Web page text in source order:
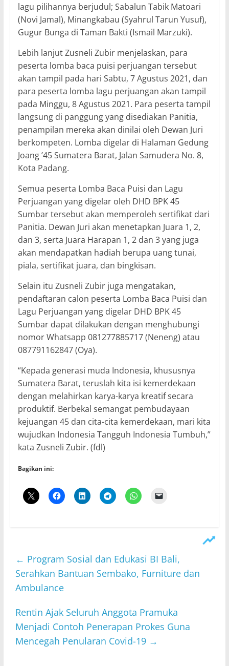
lagu pilihannya berjudul; Sabalun Tabik Matoari
(Novi Jamal), Minangkabau (Syahrul Tarun Yusuf),
Gugur Bunga di Taman Bakti (Ismail Marzuki).
Lebih lanjut Zusneli Zubir menjelaskan, para
peserta lomba baca puisi perjuangan tersebut
akan tampil pada hari Sabtu, 7 Agustus 2021, dan
para peserta lomba lagu perjuangan akan tampil
pada Minggu, 8 Agustus 2021. Para peserta tampil
langsung di panggung yang disediakan Panitia,
penampilan mereka akan dinilai oleh Dewan Juri
berkompeten. Lomba digelar di Halaman Gedung
Joang ’45 Sumatera Barat, Jalan Samudera No. 8,
Kota Padang.
Semua peserta Lomba Baca Puisi dan Lagu
Perjuangan yang digelar oleh DHD BPK 45
Sumbar tersebut akan memperoleh sertifikat dari
Panitia. Dewan Juri akan menetapkan Juara 1, 2,
dan 3, serta Juara Harapan 1, 2 dan 3 yang juga
akan mendapatkan hadiah berupa uang tunai,
piala, sertifikat juara, dan bingkisan.
Selain itu Zusneli Zubir juga mengatakan,
pendaftaran calon peserta Lomba Baca Puisi dan
Lagu Perjuangan yang digelar DHD BPK 45
Sumbar dapat dilakukan dengan menghubungi
nomor Whatsapp 081277885717 (Neneng) atau
087791162847 (Oya).
“Kepada generasi muda Indonesia, khususnya
Sumatera Barat, teruslah kita isi kemerdekaan
dengan melahirkan karya-karya kreatif secara
produktif. Berbekal semangat pembudayaan
kejuangan 45 dan cita-cita kemerdekaan, mari kita
wujudkan Indonesia Tangguh Indonesia Tumbuh,”
kata Zusneli Zubir. (fdl)
Bagikan ini:
← Program Sosial dan Edukasi BI Bali,
Serahkan Bantuan Sembako, Furniture dan
Ambulance
Rentin Ajak Seluruh Anggota Pramuka
Menjadi Contoh Penerapan Prokes Guna
Mencegah Penularan Covid-19 →